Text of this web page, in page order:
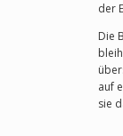
der
Die
auf
sie